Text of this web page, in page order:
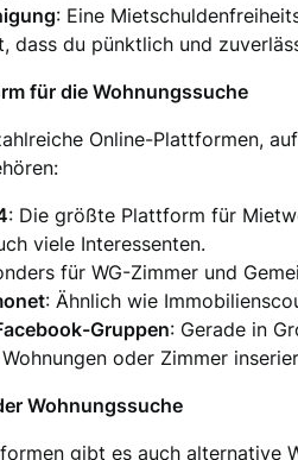
: Eine
dass du pünktlich und
für die Wohnungssuche
Online-Plattformen,
: Die größte Plattform für
viele Interessenten.
für WG-Zimmer und
: Ähnlich wie
Gruppen: Gerade in
oder Zimmer
Wohnungssuche
gibt es auch alternative